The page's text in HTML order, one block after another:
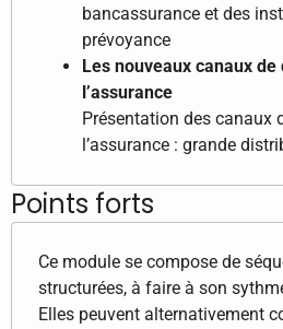
bancassurance et des
prévoyance
Les nouveaux canaux
l’assurance
Présentation des canaux
l’assurance : grande
Points forts
Ce module se compose de
structurées, à faire à son
Elles peuvent alternativement